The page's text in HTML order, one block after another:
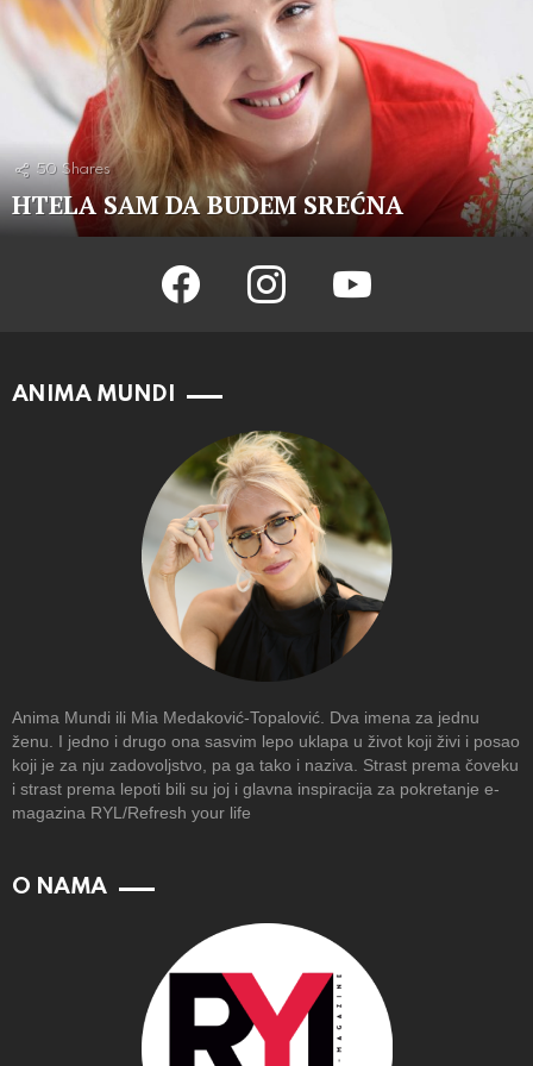
50 Shares
HTELA SAM DA BUDEM SREĆNA
facebook instagram youtube
ANIMA MUNDI
Anima Mundi ili Mia Medaković-Topalović. Dva imena za jednu
ženu. I jedno i drugo ona sasvim lepo uklapa u život koji živi i posao
koji je za nju zadovoljstvo, pa ga tako i naziva. Strast prema čoveku
i strast prema lepoti bili su joj i glavna inspiracija za pokretanje e-
magazina RYL/Refresh your life
O NAMA